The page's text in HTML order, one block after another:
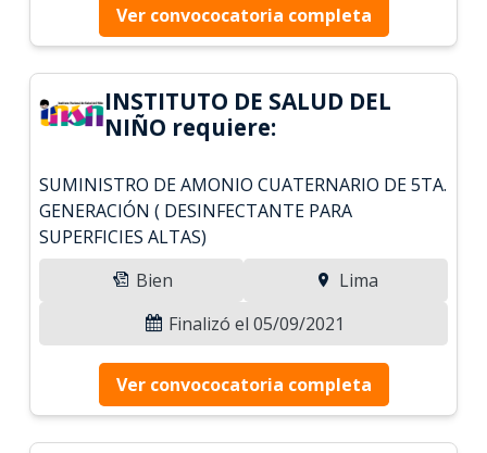
Ver convococatoria completa
INSTITUTO DE SALUD DEL
NIÑO requiere:
SUMINISTRO DE AMONIO CUATERNARIO DE 5TA.
GENERACIÓN ( DESINFECTANTE PARA
SUPERFICIES ALTAS)
Bien
Lima
Finalizó el 05/09/2021
Ver convococatoria completa